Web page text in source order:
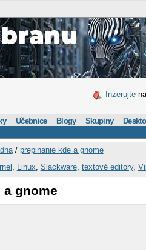
Inzerujte
Učebnice Blogy Skupiny
/ prepinanie kde a gnome
Linux Slackware, textové editory,
a gnome